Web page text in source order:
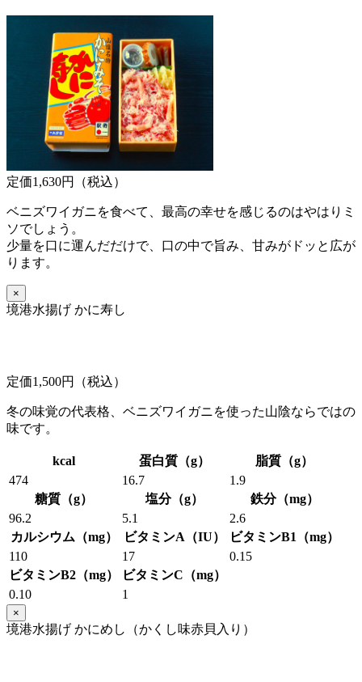
定価1,630円（税込）
ベニズワイガニを食べて、最高の幸せを感じるのはやはりミ
ソでしょう。
少量を口に運んだだけで、口の中で旨み、甘みがドッと広が
ります。
×
境港水揚げ かに寿し
定価1,500円（税込）
冬の味覚の代表格、ベニズワイガニを使った山陰ならではの
味です。
kcal 蛋白質（g）
脂質（g）
474
16.7
1.9
糖質（g）
塩分（g）
鉄分（mg）
96.2
5.1
2.6
カルシウム（mg）
ビタミンA（IU）
ビタミンB1（mg）
110
17
0.15
ビタミンB2（mg）
ビタミンC（mg）
0.10
1
×
境港水揚げ かにめし（かくし味赤貝入り）